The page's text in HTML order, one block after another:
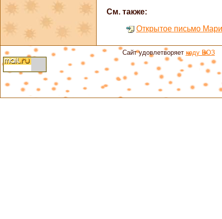
См. также:
Открытое письмо
Сайт удовлетворяет коду ВОЗ